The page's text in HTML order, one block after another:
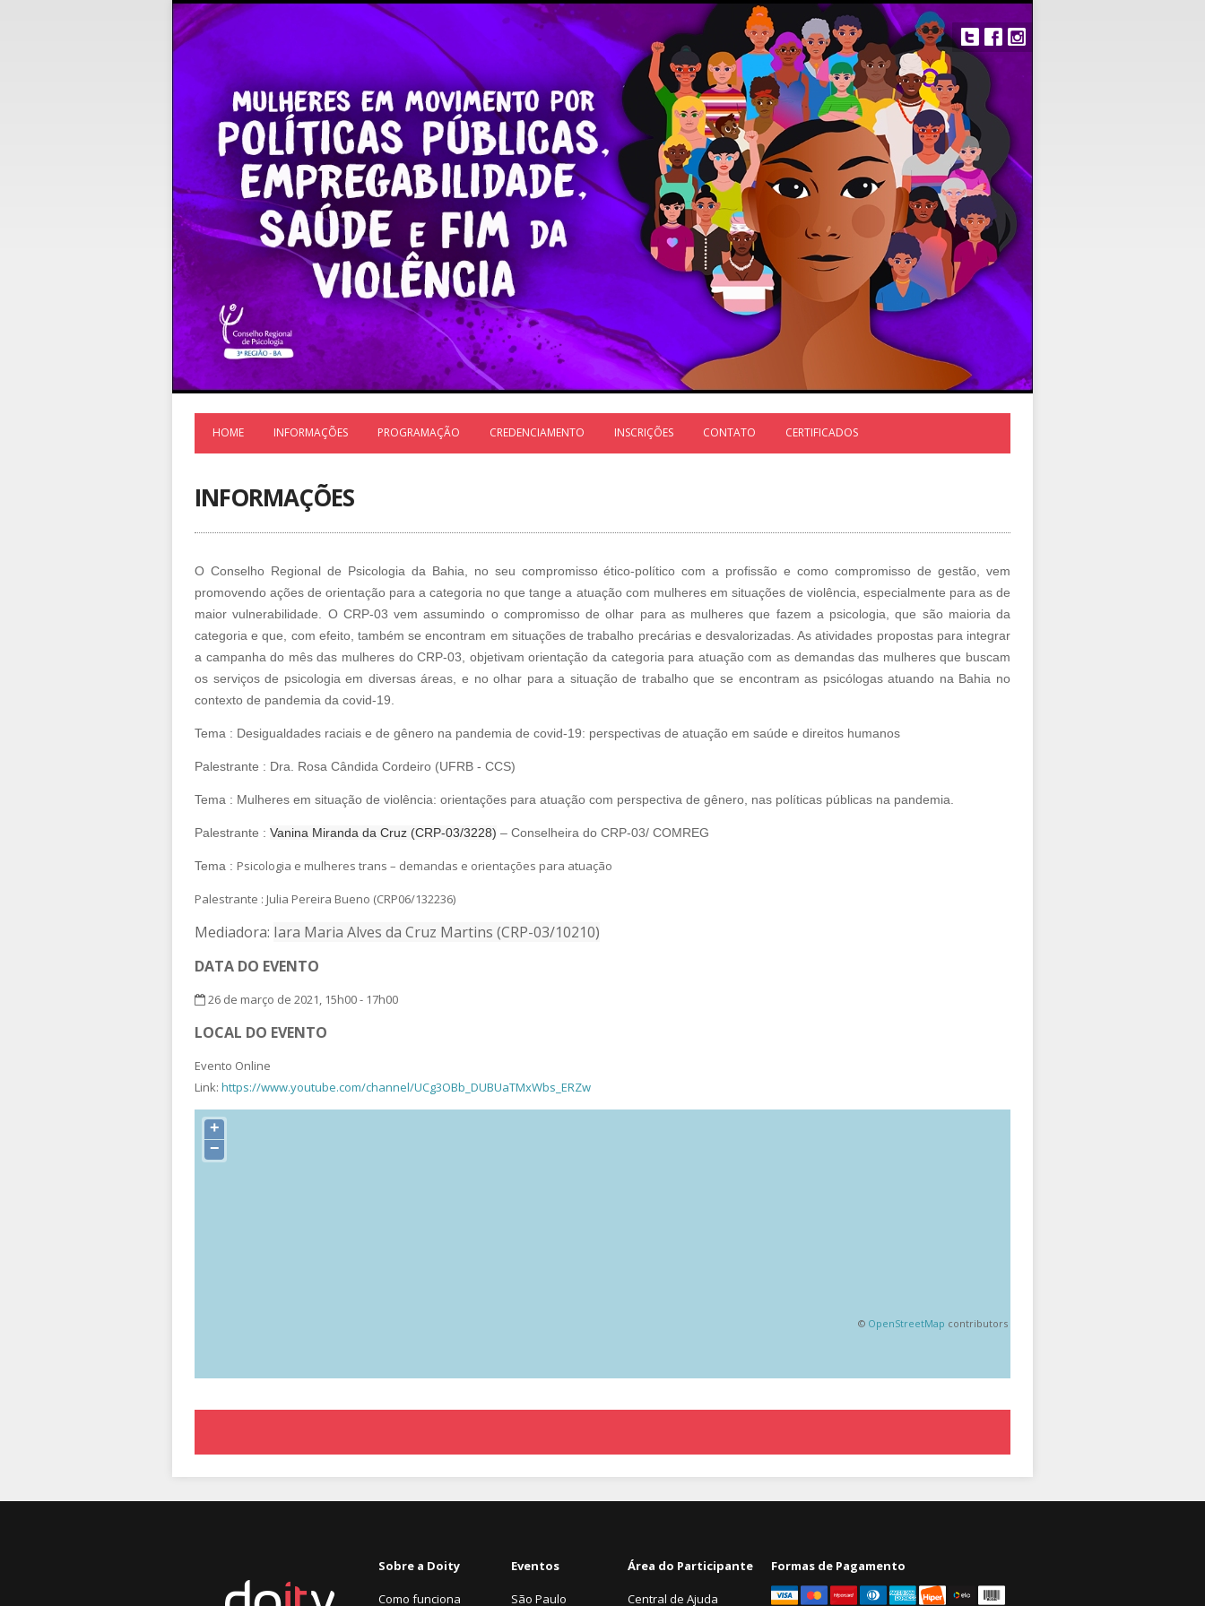
HOME INFORMAÇÕES PROGRAMAÇÃO CREDENCIAMENTO INSCRIÇÕES CONTATO CERTIFICADOS
INFORMAÇÕES
O Conselho Regional de Psicologia da Bahia, no seu compromisso ético-político com a profissão e como compromisso de gestão, vem
promovendo ações de orientação para a categoria no que tange a atuação com mulheres em situações de violência, especialmente para as de
maior vulnerabilidade. O CRP-03 vem assumindo o compromisso de olhar para as mulheres que fazem a psicologia, que são maioria da
categoria e que, com efeito, também se encontram em situações de trabalho precárias e desvalorizadas. As atividades propostas para integrar
a campanha do mês das mulheres do CRP-03, objetivam orientação da categoria para atuação com as demandas das mulheres que buscam
os serviços de psicologia em diversas áreas, e no olhar para a situação de trabalho que se encontram as psicólogas atuando na Bahia no
contexto de pandemia da covid-19.
Tema : Desigualdades raciais e de gênero na pandemia de covid-19: perspectivas de atuação em saúde e direitos humanos
Palestrante : Dra. Rosa Cândida Cordeiro (UFRB - CCS)
Tema : Mulheres em situação de violência: orientações para atuação com perspectiva de gênero, nas políticas públicas na pandemia.
Palestrante : Vanina Miranda da Cruz (CRP-03/3228) – Conselheira do CRP-03/ COMREG
Tema : Psicologia e mulheres trans – demandas e orientações para atuação
Palestrante : Julia Pereira Bueno (CRP06/132236)
Mediadora: Iara Maria Alves da Cruz Martins (CRP-03/10210)
DATA DO EVENTO
26 de março de 2021, 15h00 - 17h00
LOCAL DO EVENTO
Evento Online
Link: https://www.youtube.com/channel/UCg3OBb_DUBUaTMxWbs_ERZw
+
−
© OpenStreetMap contributors
Sobre a Doity
Como funciona
Eventos
São Paulo
Área do Participante
Central de Ajuda
Formas de Pagamento